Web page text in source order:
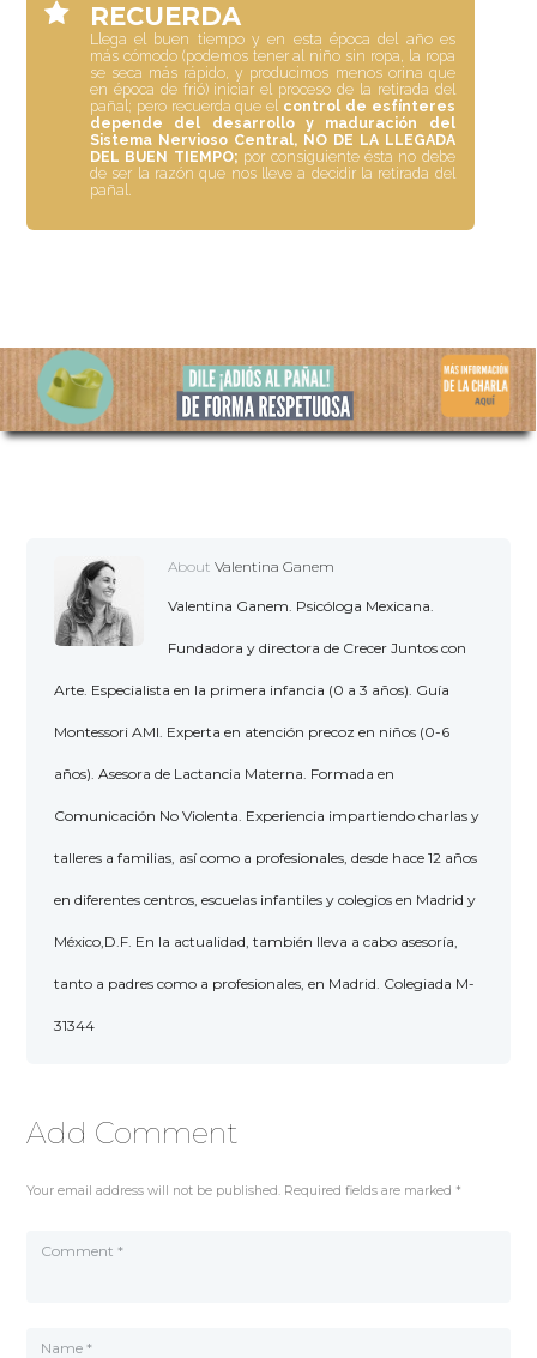
RECUERDA
Llega el buen tiempo y en esta época del año es
más cómodo (podemos tener al niño sin ropa, la ropa
se seca más rápido, y producimos menos orina que
en época de frió) iniciar el proceso de la retirada del
pañal; pero recuerda que el control de esfínteres
depende del desarrollo y maduración del
Sistema Nervioso Central, NO DE LA LLEGADA
DEL BUEN TIEMPO; por consiguiente ésta no debe
de ser la razón que nos lleve a decidir la retirada del
pañal.
About Valentina Ganem
Valentina Ganem. Psicóloga Mexicana.
Fundadora y directora de Crecer Juntos con
Arte. Especialista en la primera infancia (0 a 3 años). Guía
Montessori AMI. Experta en atención precoz en niños (0-6
años). Asesora de Lactancia Materna. Formada en
Comunicación No Violenta. Experiencia impartiendo charlas y
talleres a familias, así como a profesionales, desde hace 12 años
en diferentes centros, escuelas infantiles y colegios en Madrid y
México,D.F. En la actualidad, también lleva a cabo asesoría,
tanto a padres como a profesionales, en Madrid. Colegiada M-
31344
Add Comment
Your email address will not be published. Required fields are marked *